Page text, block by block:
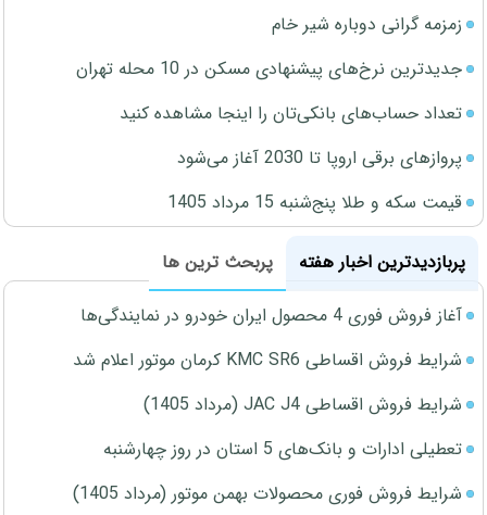
زمزمه گرانی دوباره شیر خام
جدیدترین نرخ‌های پیشنهادی مسکن در 10 محله تهران
تعداد حساب‌های بانکی‌تان را اینجا مشاهده کنید
پروازهای برقی اروپا تا 2030 آغاز می‌شود
قیمت سکه و طلا پنج‌شنبه 15 مرداد 1405
پربازدیدترین اخبار هفته
پربحث ترین ها
آغاز فروش فوری 4 محصول ایران خودرو در نمایندگی‌ها
شرایط فروش اقساطی KMC SR6 کرمان موتور اعلام شد
شرایط فروش اقساطی JAC J4 (مرداد 1405)
تعطیلی ادارات و بانک‌های 5 استان در روز چهارشنبه
شرایط فروش فوری محصولات بهمن موتور (مرداد 1405)